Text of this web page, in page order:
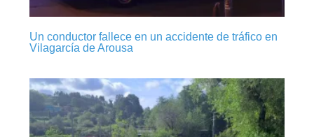
Un conductor fallece en un accidente de tráfico en
Vilagarcía de Arousa